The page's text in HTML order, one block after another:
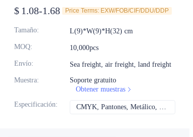
$ 1.08-1.68 Price Terms: EXW/FOB/CIF/DDU/DDP
Tamaño: L(9)*W(9)*H(32) cm
MOQ: 10,000pcs
Envío: Sea freight, air freight, land freight
Muestra:
Soporte gratuito
Obtener muestras
Especificación: CMYK, Pantones, Metálico, Color directo, etc.